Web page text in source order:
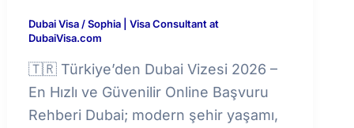
Dubai Visa /Sophia | Visa Consultant at
DubaiVisa.com
🇹🇷 Türkiye’den Dubai Vizesi 2026 –
En Hızlı ve Güvenilir Online Başvuru
Rehberi Dubai; modern şehir yaşamı,